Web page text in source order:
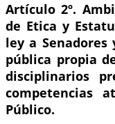
Artículo 2º.
de Etica y
ley a
pública propia
disciplinarios
competencias
Público.